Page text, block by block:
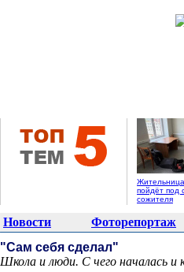
пойдёт под
сожителя
Новости Фоторепортаж
"Сам себя сделал"
Школа и люди. С чего началась